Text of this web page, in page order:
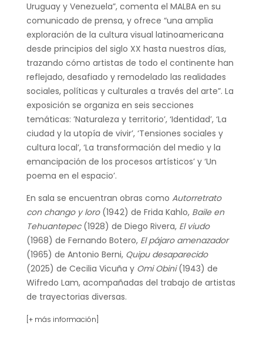
Uruguay y Venezuela”, comenta el MALBA en su
comunicado de prensa, y ofrece “una amplia
exploración de la cultura visual latinoamericana
desde principios del siglo XX hasta nuestros días,
trazando cómo artistas de todo el continente han
reflejado, desafiado y remodelado las realidades
sociales, políticas y culturales a través del arte”. La
exposición se organiza en seis secciones
temáticas: ’Naturaleza y territorio’, ‘Identidad’, ‘La
ciudad y la utopía de vivir’, ‘Tensiones sociales y
cultura local’, ‘La transformación del medio y la
emancipación de los procesos artísticos’ y ‘Un
poema en el espacio’.
En sala se encuentran obras como Autorretrato
con chango y loro(1942) de Frida Kahlo, Baile en
Tehuantepec(1928) de Diego Rivera, El viudo
(1968) de Fernando Botero, El pájaro amenazador
(1965) de Antonio Berni, Quipu desaparecido
(2025) de Cecilia Vicuña y Omi Obini(1943) de
Wifredo Lam, acompañadas del trabajo de artistas
de trayectorias diversas.
[+ más información]